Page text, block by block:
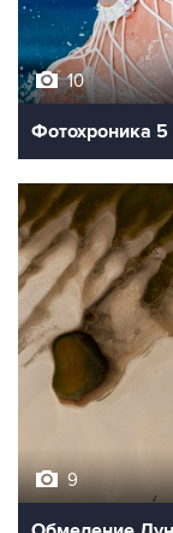
10
Фотохроника 5
Обмеление